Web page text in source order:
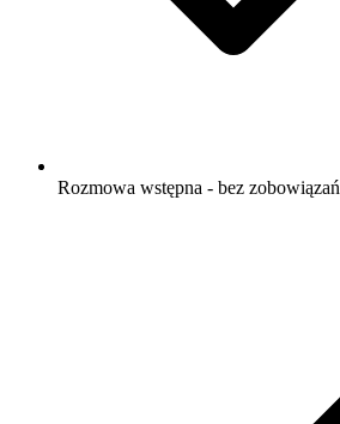
Rozmowa wstępna - bez zobowiązań